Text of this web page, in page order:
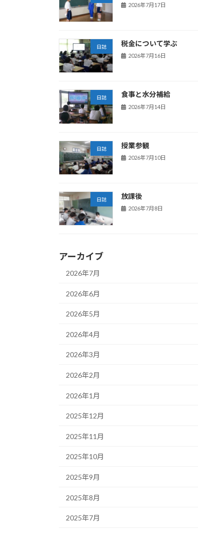
2026年7月17日
日誌 税金について学ぶ
2026年7月16日
日誌 食事と水分補給
2026年7月14日
日誌 授業参観
2026年7月10日
日誌 放課後
2026年7月8日
アーカイブ
2026年7月
2026年6月
2026年5月
2026年4月
2026年3月
2026年2月
2026年1月
2025年12月
2025年11月
2025年10月
2025年9月
2025年8月
2025年7月